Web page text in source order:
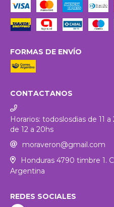
FORMAS DE ENVÍO
CONTACTANOS
Horarios: todoslosdias de 11
de 12 a 20hs
moraveron@gmail.com
Honduras 4790 timbre 1.
Argentina
REDES SOCIALES